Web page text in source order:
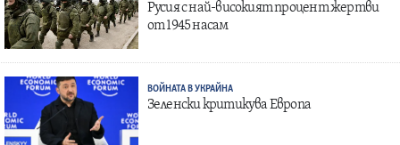
Русия с най-високият процент жертви
от 1945 насам
ВОЙНАТА В УКРАЙНА
Зеленски критикува Европа